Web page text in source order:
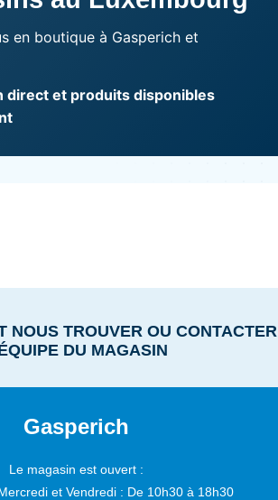
en boutique à Gasperich et
direct et produits disponibles
NOUS TROUVER OU CONTACTER
DU MAGASIN
Gasperich
Le magasin est ouvert :
et Vendredi : De 10h30 à 18h30